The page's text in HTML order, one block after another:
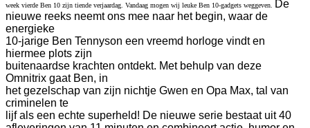
week vierde Ben 10 zijn tiende verjaardag. Vandaag mogen wij leuke Ben 10-gadgets weggeven.
De
nieuwe reeks neemt ons mee naar het begin, waar de
energieke
10-jarige Ben Tennyson een vreemd horloge vindt en
hiermee plots zijn
buitenaardse krachten ontdekt. Met behulp van deze
Omnitrix gaat Ben, in
het gezelschap van zijn nichtje Gwen en Opa Max, tal van
criminelen te
lijf als een echte superheld! De nieuwe serie bestaat uit 40